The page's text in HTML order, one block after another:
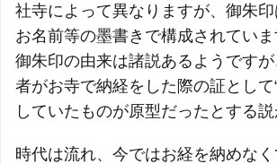
社寺によって異なりますが、御朱
お名前等の墨書きで構成されていま
御朱印の由来は諸説あるようです
者がお寺で納経をした際の証として
していたものが原型だったとする説
時代は流れ、今ではお経を納めな